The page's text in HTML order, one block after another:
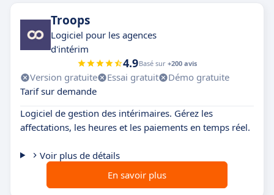
Troops
Logiciel pour les agences
d'intérim
4.9Basé sur +200 avis
Version gratuite Essai gratuit
Démo gratuite
Tarif sur demande
Logiciel de gestion des intérimaires. Gérez les
affectations, les heures et les paiements en temps réel.
Voir plus de détails
En savoir plus